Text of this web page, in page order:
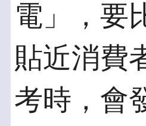
電」，要
貼近消費
考時，會